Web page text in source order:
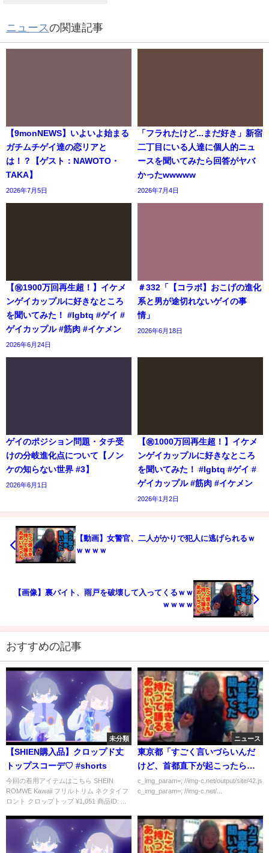
ニュースの関連記事
【9monNEWS】いよいよ始まる
ガチムチゲイ達の恋リアと
は！？【ゲスト：NAWOTO・
TAKA】
2026年7月5日
「フラれたけど...まだ好き」新宿
二丁目にいる人達に個人的ニュ
ースを聞いてみたら回答がヤバ
かったwwwww
2026年7月4日
【㊗️1900万回再生超！】イケメ
ンゲイカップルに好きなところ
を聞いてみた！ #lgbtq #ゲイ #
ゲイカップル #筋肉 #イケメン
2026年6月24日
＃332「【コラボ】おこげの進化
系と男が途切れないゲイの事
情」
2026年6月18日
ゲイのポジション問題・タチ受
けの分岐進化点について【ノン
ケの知らない世界 #3】
2026年6月1日
【㊗️1000万回再生超！】イケメ
ンゲイカップルに好きなところ
を聞いてみた！ #lgbtq #ゲイ #
ゲイカップル #筋肉 #イケメン
2026年1月2日
【動画】女警官、二人がかりで犯人に逃げられるｗ
ｗｗｗｗ
【画像】裏バイト、雨戸を破壊して入ってくるｗｗ
ｗｗｗｗ
おすすめの記事
未分類
【SHIEN購入品】クロップド丈
トップスコーデ♡ #shorts
今回の着用アイテムはこちら SHEIN
ROMWE Kawaii フリルトリム ネクタイフ
ロント クロップトップ ¥1,051 商品ID: ...
ニュース
東京都「すごく言いづらいんだ
けど、首都直下が起こったら、
皆さんを救助するのは困難で
す。」
c_img_param=; //img-c.net/output/site/42.js
c_img_param=; //img-c.net/...